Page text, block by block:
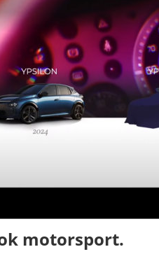
motorsport.